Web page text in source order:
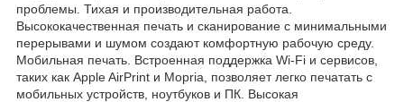
проблемы. Тихая и производительная работа.
Высококачественная печать и сканирование с минимальными
перерывами и шумом создают комфортную рабочую среду.
Мобильная печать. Встроенная поддержка Wi-Fi и сервисов,
таких как Apple AirPrint и Mopria, позволяет легко печатать с
мобильных устройств, ноутбуков и ПК. Высокая